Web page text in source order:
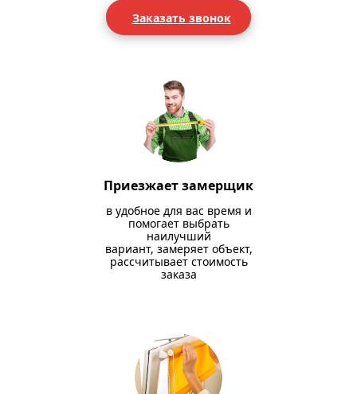
Заказать звонок
Приезжает замерщик
в удобное для вас время и
помогает выбрать
наилучший
вариант, замеряет объект,
рассчитывает стоимость
заказа